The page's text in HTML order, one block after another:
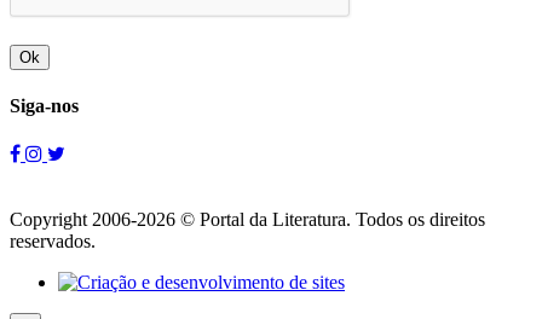
Ok
Siga-nos
Copyright 2006-2026 © Portal da Literatura. Todos os direitos
reservados.